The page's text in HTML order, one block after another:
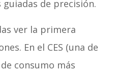
de precisión.
ver la primera
En el CES (una de
consumo más